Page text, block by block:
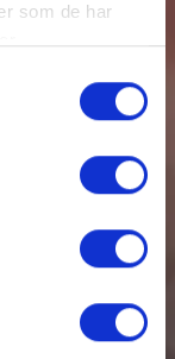
som de har